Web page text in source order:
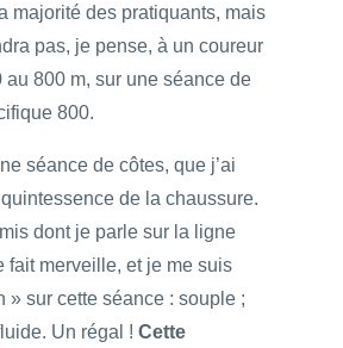
majorité des pratiquants, mais
pas, je pense, à un coureur
au 800 m, sur une séance de
800.
séance de côtes, que j’ai
de la chaussure.
dont je parle sur la ligne
fait merveille, et je me suis
» sur cette séance : souple ;
Un régal ! Cette